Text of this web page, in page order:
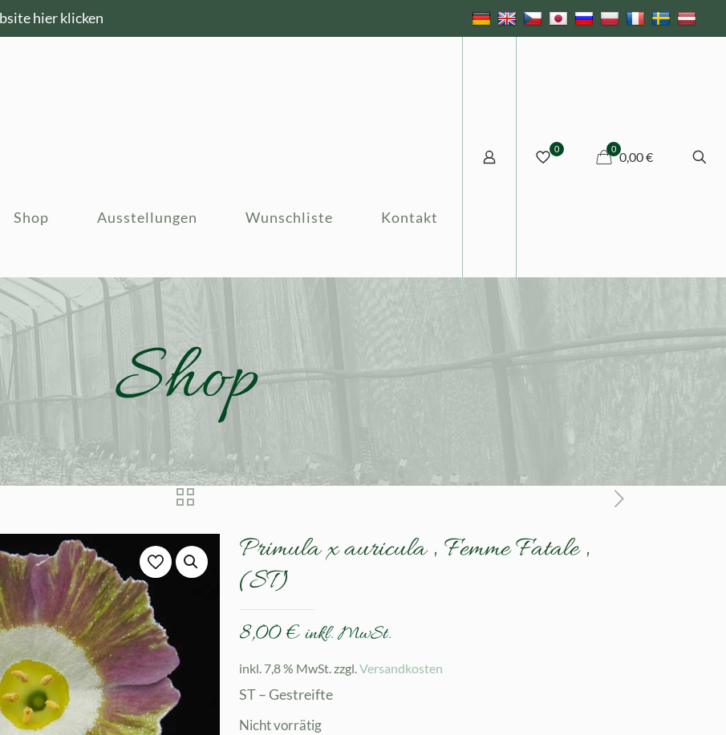
hier klicken
Shop Ausstellungen Wunschliste Kontakt
0 0
0,00 €
Shop
Primula x auricula ‚ Femme Fatale ‚
(ST)
8,00€ inkl. MwSt.
inkl. 7,8 % MwSt.zzgl.Versandkosten
ST – Gestreifte
Nicht vorrätig